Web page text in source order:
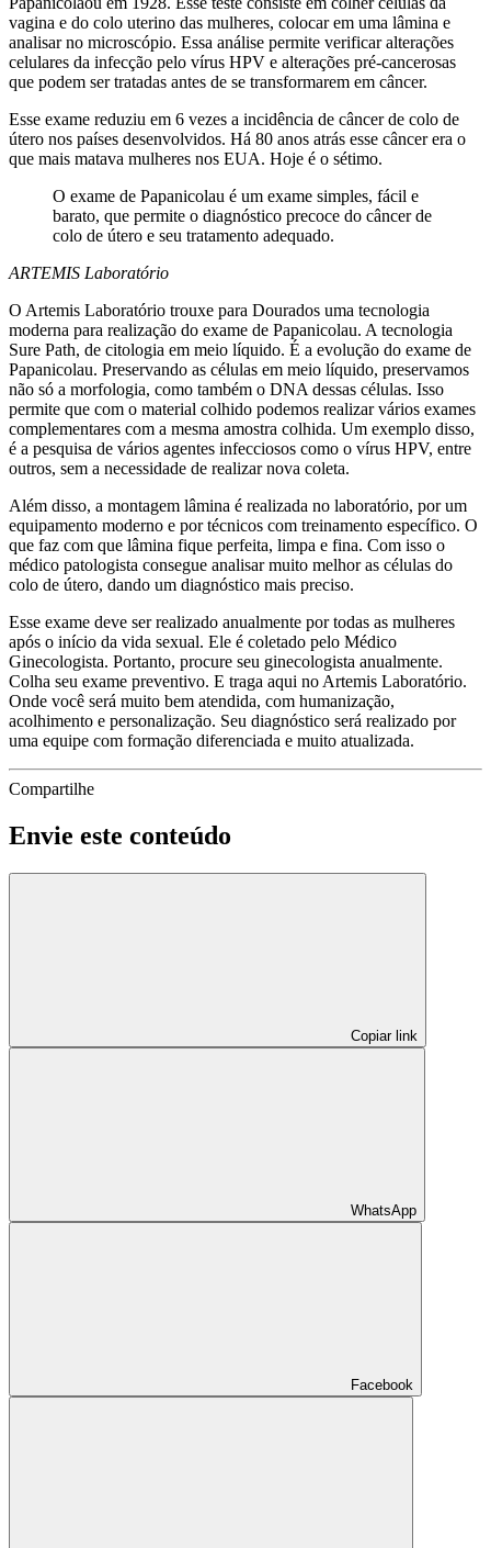
vagina e do colo uterino das mulheres, colocar em uma lâmina e
analisar no microscópio. Essa análise permite verificar alterações
celulares da infecção pelo vírus HPV e alterações pré-cancerosas
que podem ser tratadas antes de se transformarem em câncer.
Esse exame reduziu em 6 vezes a incidência de câncer de colo de
útero nos países desenvolvidos. Há 80 anos atrás esse câncer era o
que mais matava mulheres nos EUA. Hoje é o sétimo.
O exame de Papanicolau é um exame simples, fácil e
barato, que permite o diagnóstico precoce do câncer de
colo de útero e seu tratamento adequado.
ARTEMIS Laboratório
O Artemis Laboratório trouxe para Dourados uma tecnologia
moderna para realização do exame de Papanicolau. A tecnologia
Sure Path, de citologia em meio líquido. É a evolução do exame de
Papanicolau. Preservando as células em meio líquido, preservamos
não só a morfologia, como também o DNA dessas células. Isso
permite que com o material colhido podemos realizar vários exames
complementares com a mesma amostra colhida. Um exemplo disso,
é a pesquisa de vários agentes infecciosos como o vírus HPV, entre
outros, sem a necessidade de realizar nova coleta.
Além disso, a montagem lâmina é realizada no laboratório, por um
equipamento moderno e por técnicos com treinamento específico. O
que faz com que lâmina fique perfeita, limpa e fina. Com isso o
médico patologista consegue analisar muito melhor as células do
colo de útero, dando um diagnóstico mais preciso.
Esse exame deve ser realizado anualmente por todas as mulheres
após o início da vida sexual. Ele é coletado pelo Médico
Ginecologista. Portanto, procure seu ginecologista anualmente.
Colha seu exame preventivo. E traga aqui no Artemis Laboratório.
Onde você será muito bem atendida, com humanização,
acolhimento e personalização. Seu diagnóstico será realizado por
uma equipe com formação diferenciada e muito atualizada.
Compartilhe
Envie este conteúdo
Copiar link
WhatsApp
Facebook